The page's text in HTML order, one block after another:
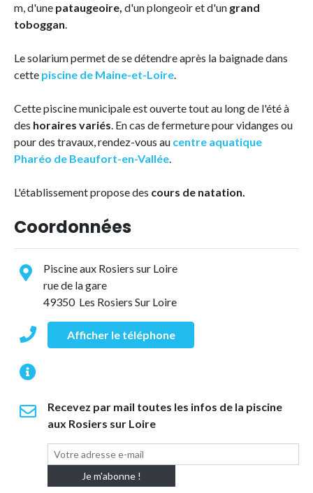
m, d'une pataugeoire, d'un plongeoir et d'un grand
toboggan.
Le solarium permet de se détendre après la baignade dans
cette piscine de Maine-et-Loire.
Cette piscine municipale est ouverte tout au long de l'été à
des horaires variés. En cas de fermeture pour vidanges ou
pour des travaux, rendez-vous au centre aquatique
Pharéo de Beaufort-en-Vallée.
L'établissement propose des cours de natation.
Coordonnées
Piscine aux Rosiers sur Loire
rue de la gare
49350 Les Rosiers Sur Loire
Afficher le téléphone
Recevez par mail toutes les infos de la piscine
aux Rosiers sur Loire